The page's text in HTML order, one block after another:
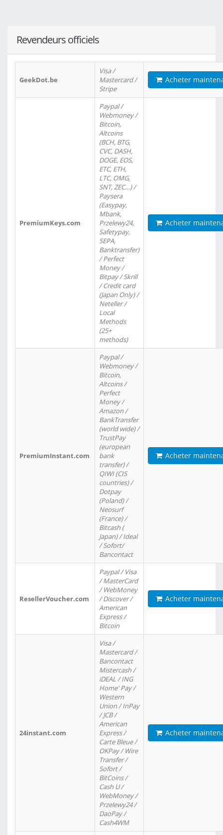
Revendeurs officiels
GeekDot.be
Visa /
Mastercard /
Stripe
Acheter
PremiumKeys.com
Paypal /
Webmoney /
Bitcoin,
Altcoins
(BCH, BTG,
CVC, DASH,
DOGE, EOS,
ETC, ETH,
LTC, OMG,
SNT, ZEC…) /
Paysera
(Easypay,
Mbank,
Przelewy24,
Safetypay,
SEPA,
Banktransfer)
/ Perfect
Money /
Bitpay / Skrill
/ Credit card
(Japan Only) /
Neteller /
Local
Methods
(25+
methods)
Acheter
PremiumInstant.com
Paypal /
Webmoney /
Bitcoin,
Altcoins /
Perfect
Money /
Amazon /
BankTransfer
(world wide) /
TrustPay
(european
bank
transfer) /
QIWI (CIS
countries) /
Dotpay
(Poland) /
Neosurf
(France) /
Bitcash (
Japan) / Ideal
/ Sofort/
Bancontact
Acheter
ResellerVoucher.com
Paypal / Visa
/ MasterCard
/ WebMoney
/ Discover /
American
Express /
Bitcoin
Acheter
24instant.com
Visa /
Mastercard /
Bancontact
Mistercash /
iDEAL / ING
Home' Pay /
Western
Union / InPay
/ JCB /
American
Express /
Carte Bleue /
OKPay / Wire
Transfer /
Sofort /
BitCoins /
Cash U /
WebMoney /
Przelewy24 /
DaoPay /
Cash4WM
Acheter